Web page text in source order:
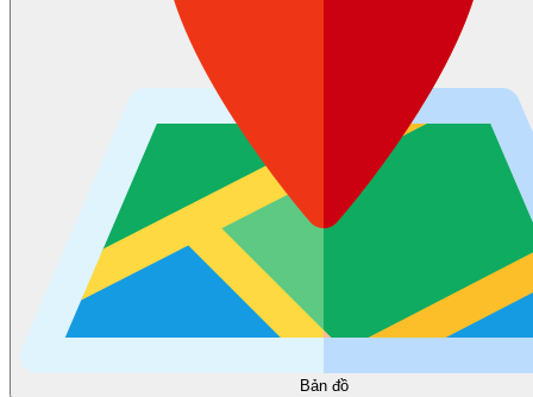
Bản đồ